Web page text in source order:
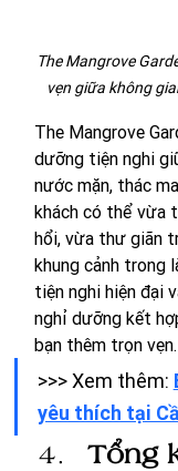
The Mangrove
vẹn giữa không
The Mangrove
dưỡng tiện nghi
nước mặn, thác
khách có thể vừa
hổi, vừa thư giãn
khung cảnh trong
tiện nghi hiện đại
nghỉ dưỡng kết
bạn thêm trọn vẹn.
>>> Xem thêm:
yêu thích tại
Tổng